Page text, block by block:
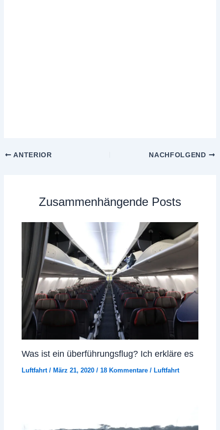
ANTERIOR NACHFOLGEND
Zusammenhängende Posts
Was ist ein überführungsflug? Ich erkläre es
Luftfahrt/März 21, 2020/18 Kommentare /Luftfahrt